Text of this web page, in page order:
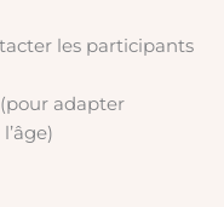
les participants
(pour adapter